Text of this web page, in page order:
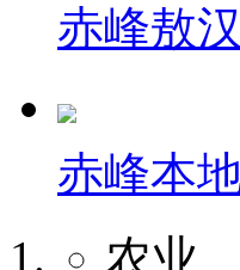
赤峰敖
赤峰本
农业